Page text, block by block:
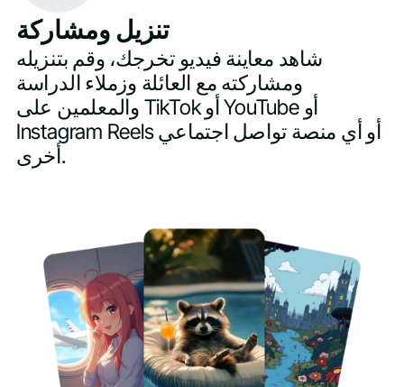
تنزيل ومشاركة
شاهد معاينة فيديو تخرجك، وقم بتنزيله
ومشاركته مع العائلة وزملاء الدراسة
والمعلمين على TikTok أو YouTube أو
Instagram Reels أو أي منصة تواصل اجتماعي
أخرى.